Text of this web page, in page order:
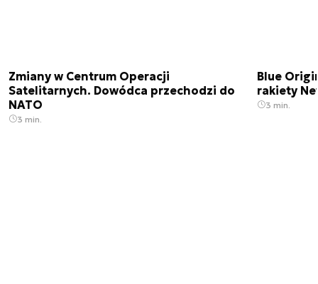
Zmiany w Centrum Operacji
Satelitarnych. Dowódca przechodzi do
NATO
3 min.
Blue
rakiety
3 min.